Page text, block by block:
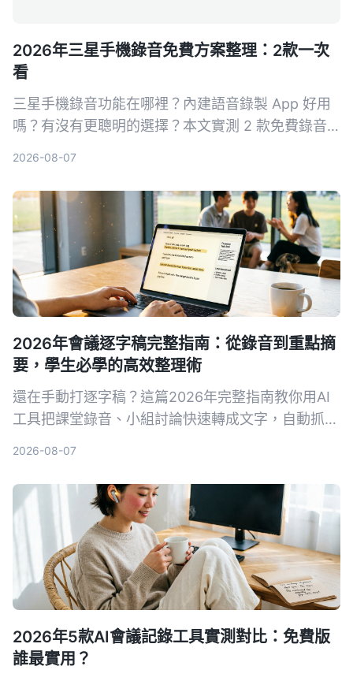
2026年三星手機錄音免費方案整理：2款一次
看
三星手機錄音功能在哪裡？內建語音錄製 App 好用
嗎？有沒有更聰明的選擇？本文實測 2 款免費錄音
2026-08-07
2026年會議逐字稿完整指南：從錄音到重點摘
要，學生必學的高效整理術
還在手動打逐字稿？這篇2026年完整指南教你用AI
工具把課堂錄音、小組討論快速轉成文字，自動抓重
2026-08-07
2026年5款AI會議記錄工具實測對比：免費版
誰最實用？